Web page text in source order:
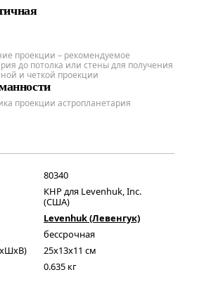
проекции – рекомендуемое
до потолка или стены для получения
и четкой проекции
проекции астропланетария
80340
КНР для Levenhuk, Inc.
(США)
Levenhuk (Левенгук)
бессрочная
25x13x11 см
0.635 кг